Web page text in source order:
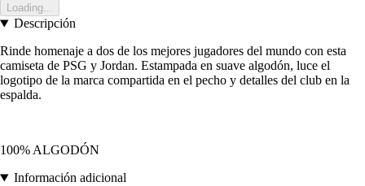
Loading...
Descripción
Rinde homenaje a dos de los mejores jugadores del mundo con esta
camiseta de PSG y Jordan. Estampada en suave algodón, luce el
logotipo de la marca compartida en el pecho y detalles del club en la
espalda.
100% ALGODÓN
Información adicional